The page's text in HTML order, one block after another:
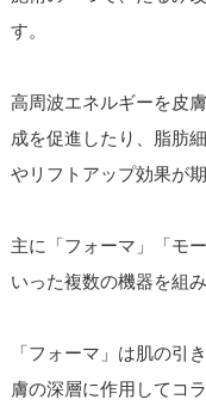
す。
高周波エネルギーを皮
成を促進したり、脂肪
やリフトアップ効果が期
主に「フォーマ」「モ
いった複数の機器を組
「フォーマ」は肌の引
膚の深層に作用してコ